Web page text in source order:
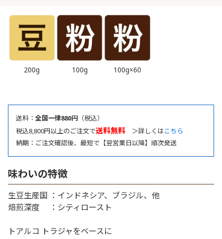
200g 100g 100g×60
送料： 全国一律880円 （税込）
税込8,800円以上のご注文で送料無料 ＞詳しくはこちら
納期：ご注文確認後、最短で【翌営業日以降】順次発送
味わいの特徴
生豆生産国 ：インドネシア、ブラジル、他
焙煎深度 ：シティロースト
トアルコ トラジャをベースに